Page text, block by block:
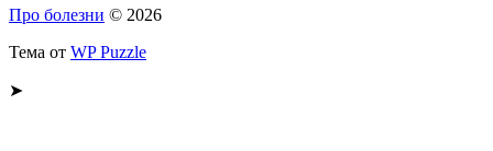
Про болезни © 2026
Тема от WP Puzzle
➤